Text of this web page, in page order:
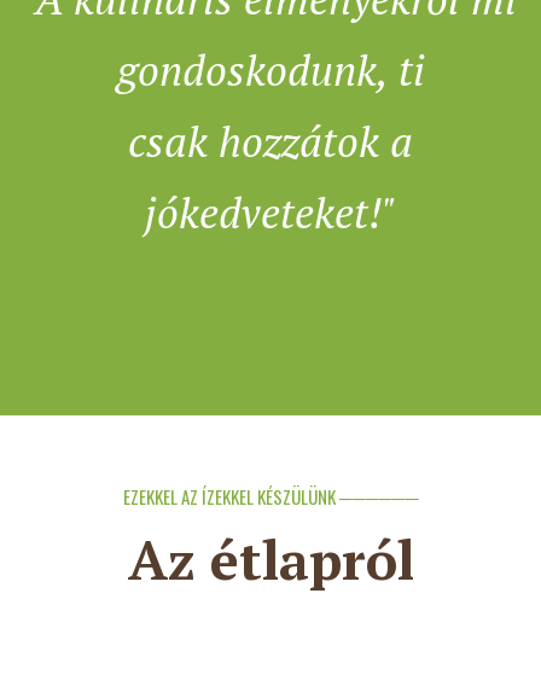
gondoskodunk, ti
csak hozzátok a
jókedveteket!"
EZEKKEL AZ ÍZEKKEL KÉSZÜLÜNK ──────
Az étlapról